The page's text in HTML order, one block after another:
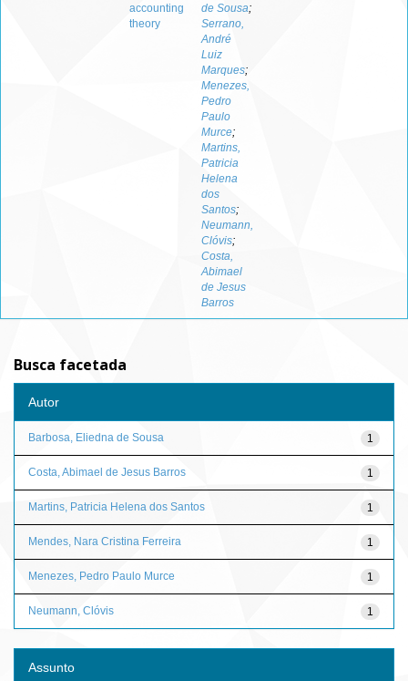
accounting
theory
de Sousa;
Serrano,
André
Luiz
Marques;
Menezes,
Pedro
Paulo
Murce;
Martins,
Patricia
Helena
dos
Santos;
Neumann,
Clóvis;
Costa,
Abimael
de Jesus
Barros
Busca facetada
Autor
1
Barbosa, Eliedna de Sousa
1
Costa, Abimael de Jesus Barros
1
Martins, Patricia Helena dos Santos
1
Mendes, Nara Cristina Ferreira
1
Menezes, Pedro Paulo Murce
1
Neumann, Clóvis
Assunto